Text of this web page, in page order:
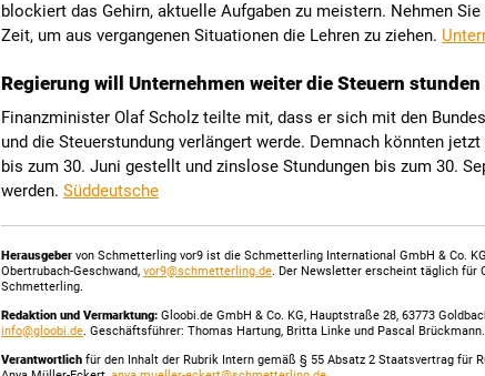
blockiert das Gehirn, aktuelle Aufgaben zu meistern. Nehmen
Zeit, um aus vergangenen Situationen die Lehren zu ziehen.
Regierung will Unternehmen weiter die Steuern stunden
Finanzminister Olaf Scholz teilte mit, dass er sich mit den
und die Steuerstundung verlängert werde. Demnach könnten
bis zum 30. Juni gestellt und zinslose Stundungen bis zum 30.
werden. Süddeutsche
Herausgeber von Schmetterling vor9 ist die Schmetterling International GmbH & Co.
Obertrubach-Geschwand, vor9@schmetterling.de. Der Newsletter erscheint täglich für
Schmetterling.
Redaktion und Vermarktung: Gloobi.de GmbH & Co. KG, Hauptstraße 28, 63773
info@gloobi.de. Geschäftsführer: Thomas Hartung, Britta Linke und Pascal Brückmann.
Verantwortlich für den Inhalt der Rubrik Intern gemäß § 55 Absatz 2 Staatsvertrag für